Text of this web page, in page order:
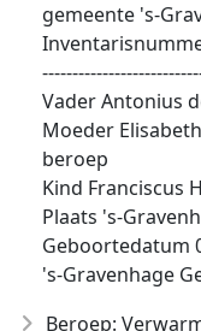
gemeente 's-
Vader Antonius
Moeder
beroep
Kind Franciscus
Plaats 's-
Geboortedatum
's-Gravenhage
Beroep: